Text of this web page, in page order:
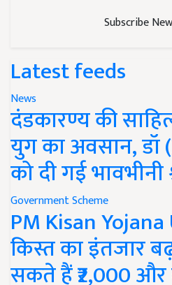
Subscribe
Latest feeds
News
दंडकारण्य की
युग का अवसान, डॉ
को दी गई भावभीनी
Government Scheme
PM Kisan
किस्त का इंतजार
सकते हैं ₹2,000